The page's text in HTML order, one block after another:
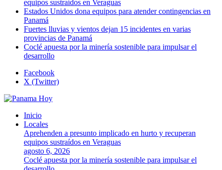
equipos sustraídos en Veraguas
Estados Unidos dona equipos para atender contingencias en
Panamá
Fuertes lluvias y vientos dejan 15 incidentes en varias
provincias de Panamá
Coclé apuesta por la minería sostenible para impulsar el
desarrollo
Facebook
X (Twitter)
Inicio
Locales
Aprehenden a presunto implicado en hurto y recuperan
equipos sustraídos en Veraguas
agosto 6, 2026
Coclé apuesta por la minería sostenible para impulsar el